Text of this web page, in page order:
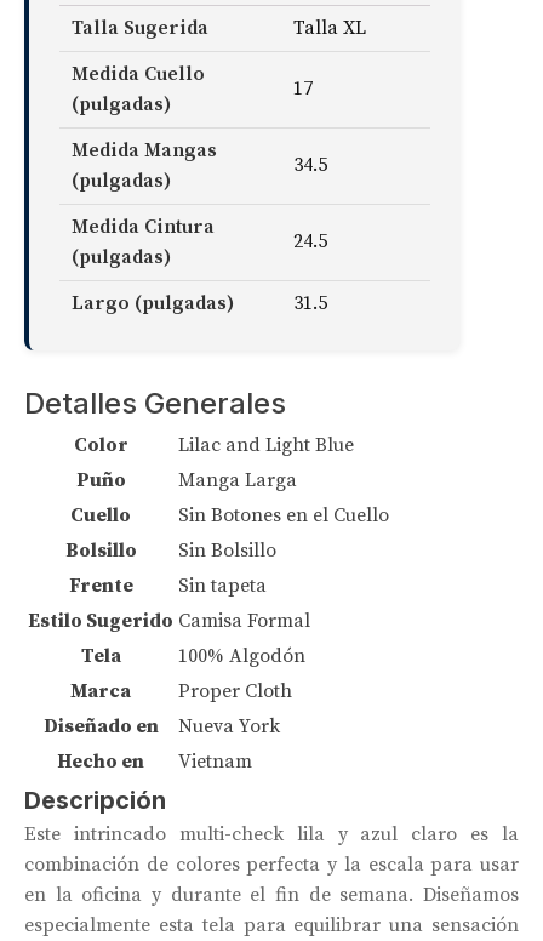
Talla Sugerida
Talla XL
Medida Cuello
(pulgadas)
17
Medida Mangas
(pulgadas)
34.5
Medida Cintura
(pulgadas)
24.5
Largo (pulgadas) 31.5
Detalles Generales
Color
Lilac and Light Blue
Puño
Manga Larga
Cuello
Sin Botones en el Cuello
Bolsillo
Sin Bolsillo
Frente
Sin tapeta
Estilo Sugerido Camisa Formal
Tela
100% Algodón
Marca
Proper Cloth
Diseñado en
Nueva York
Hecho en
Vietnam
Descripción
Este intrincado multi-check lila y azul claro es la
combinación de colores perfecta y la escala para usar
en la oficina y durante el fin de semana. Diseñamos
especialmente esta tela para equilibrar una sensación